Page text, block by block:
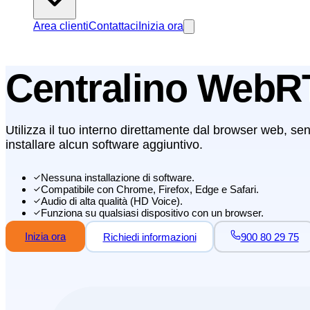
Area clientiContattaci Inizia ora
Centralino
Utilizza il tuo interno direttamente dal browser web,
installare alcun software aggiuntivo.
Nessuna installazione di software.
Compatibile con Chrome, Firefox, Edge e Safari.
Audio di alta qualità (HD Voice).
Funziona su qualsiasi dispositivo con un browser.
Inizia ora
Richiedi informazioni 900 80 29 75